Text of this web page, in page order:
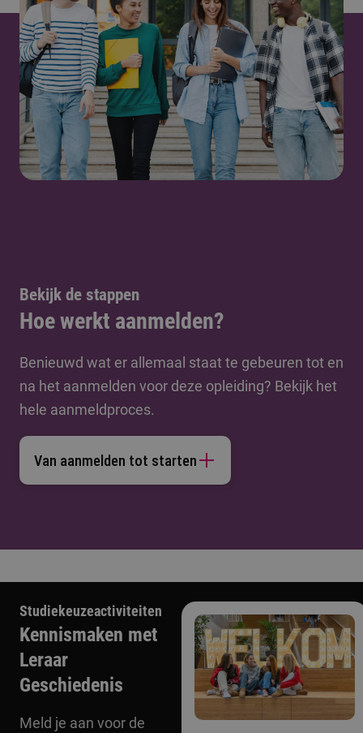
Bekijk de stappen
Hoe werkt aanmelden?
Benieuwd wat er allemaal staat te gebeuren tot en
na het aanmelden voor deze opleiding? Bekijk het
hele aanmeldproces.
Van aanmelden tot starten
Studiekeuzeactiviteiten
Kennismaken met
Leraar
Geschiedenis
Meld je aan voor de